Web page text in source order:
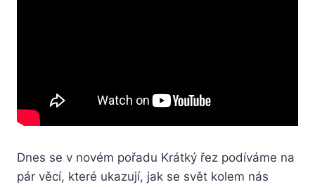
Dnes se v novém pořadu Krátký řez podíváme na
pár věcí, které ukazují, jak se svět kolem nás